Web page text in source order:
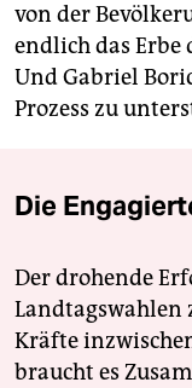
von der
endlich das Erbe
Und Gabriel
Prozess zu
Die
Der drohende
Landtagswahlen
Kräfte
braucht es